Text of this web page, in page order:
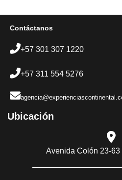
Contáctanos
+57 301 307 1220
+57 311 554 5276
Ubicación​
Avenida Colón 23-63